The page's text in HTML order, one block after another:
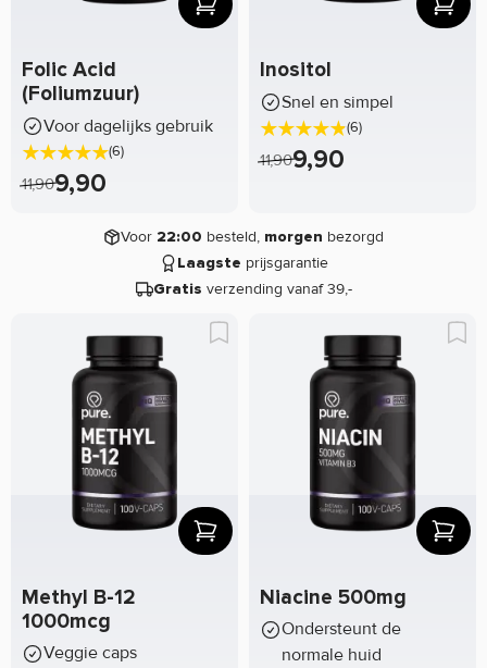
Folic Acid
(Foliumzuur)
Voor dagelijks gebruik
(6)
11,909,90
Inositol
Snel en simpel
(6)
11,909,90
Voor 22:00 besteld, morgen bezorgd
Laagste prijsgarantie
Gratis verzending vanaf 39,-
Methyl B-12
1000mcg
Veggie caps
Niacine 500mg
Ondersteunt de
normale huid